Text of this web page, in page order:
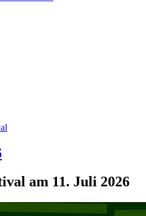
am 11. Juli 2026